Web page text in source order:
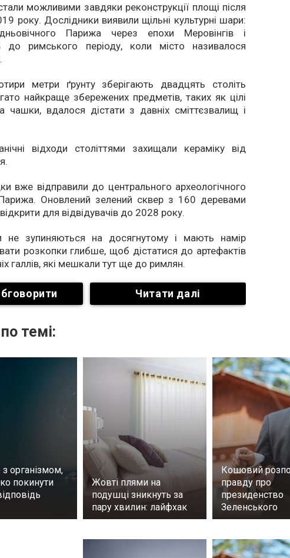
можливими завдяки реконструкції площі після
року. Дослідники виявили щільні культурні шари:
Парижа через епохи Меровінгів і
до римського періоду, коли місто називалося
метри ґрунту зберігають двадцять століть
найкраще збережених предметів, таких як цілі
чашки, вдалося дістати з давніх сміттєзвалищ і
відходи століттями захищали кераміку від
вже відправили до центрального археологічного
Оновлений зелений сквер з 160 деревами
для відвідувачів до 2028 року.
не зупиняються на досягнутому і мають намір
розкопки глибше, щоб дістатися до артефактів
галлів, які мешкали тут ще до римлян.
Читати далі
темі:
організмом,
покинути
Жовті плями на
подушці зникнуть за
пару хвилин: лайфхак
Кошовий
правду про
президенство
Зеленського